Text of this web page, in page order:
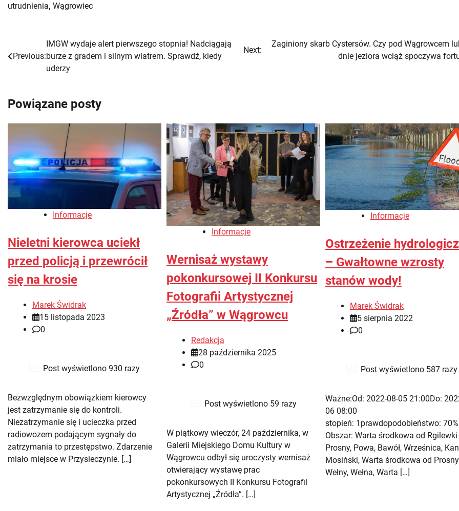
utrudnienia, Wągrowiec
Nawigacja
Previous:
IMGW wydaje alert pierwszego stopnia! Nadciągają
burze z gradem i silnym wiatrem. Sprawdź, kiedy
uderzy
Next:
Zaginiony skarb Cystersów. Czy pod Wągrowcem
dnie jeziora wciąż spoczywa
Powiązane posty
Informacje
Nieletni kierowca uciekł
przed policją i przewrócił
się na krosie
Marek Świdrak
15 listopada 2023
0
Post wyświetlono 930 razy
Bezwzględnym obowiązkiem kierowcy
jest zatrzymanie się do kontroli.
Niezatrzymanie się i ucieczka przed
radiowozem podającym sygnały do
zatrzymania to przestępstwo. Zdarzenie
miało miejsce w Przysieczynie. […]
Informacje
Wernisaż wystawy
pokonkursowej II Konkursu
Fotografii Artystycznej
„Źródła” w Wągrowcu
Redakcja
28 października 2025
0
Post wyświetlono 59 razy
W piątkowy wieczór, 24 października, w
Galerii Miejskiego Domu Kultury w
Wągrowcu odbył się uroczysty wernisaż
otwierający wystawę prac
pokonkursowych II Konkursu Fotografii
Artystycznej „Źródła”. […]
Informacje
Ostrzeżenie
– Gwałtowne wzrosty
stanów wody!
Marek Świdrak
5 sierpnia 2022
0
Post wyświetlono 587 razy
Ważne:Od: 2022-08-05 21:00Do:
06 08:00
stopień: 1prawdopodobieństwo: 70%
Obszar: Warta środkowa od
Prosny, Powa, Bawół, Wrześnica,
Mosiński, Warta środkowa od
Wełny, Wełna, Warta […]